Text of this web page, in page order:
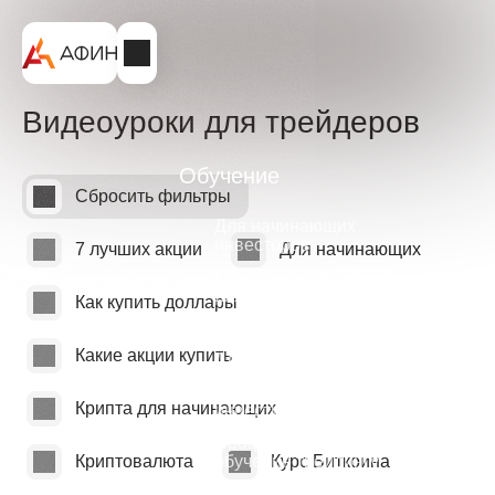
Обучение
инвесторов
для начинающих
Для трейдеров с опытом
инвестициям
обучение трейдингу
Видеоуроки для трейдеров
Сбросить фильтры
7 лучших акции Для начинающих
Как купить доллары
Какие акции купить
Крипта для начинающих
Криптовалюта Курс Биткоина